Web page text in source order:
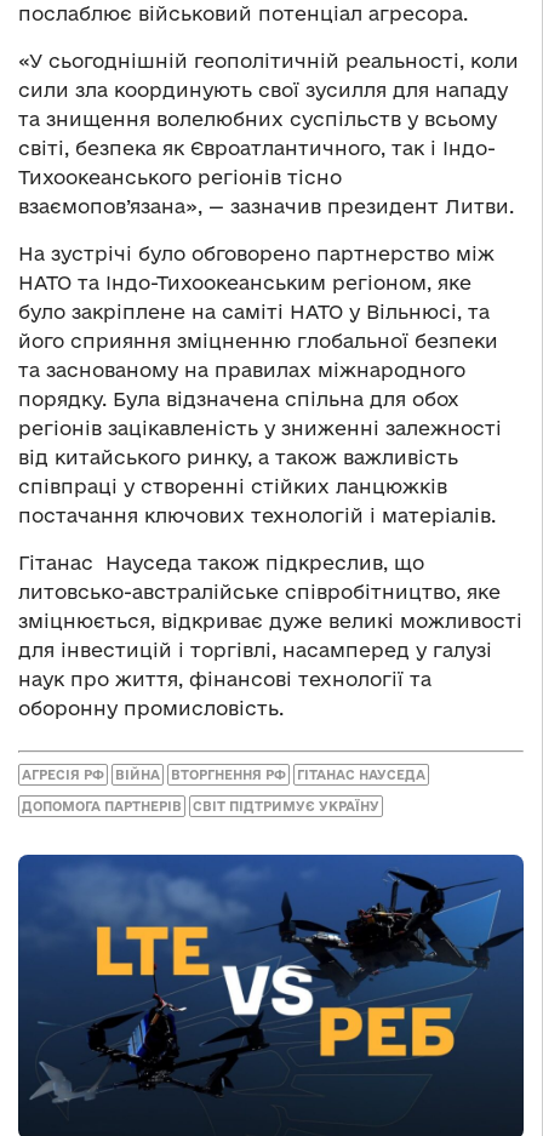
послаблює військовий потенціал агресора.
«У сьогоднішній геополітичній реальності, коли
сили зла координують свої зусилля для нападу
та знищення волелюбних суспільств у всьому
світі, безпека як Євроатлантичного, так і Індо-
Тихоокеанського регіонів тісно
взаємопов’язана», — зазначив президент Литви.
На зустрічі було обговорено партнерство між
НАТО та Індо-Тихоокеанським регіоном, яке
було закріплене на саміті НАТО у Вільнюсі, та
його сприяння зміцненню глобальної безпеки
та заснованому на правилах міжнародного
порядку. Була відзначена спільна для обох
регіонів зацікавленість у зниженні залежності
від китайського ринку, а також важливість
співпраці у створенні стійких ланцюжків
постачання ключових технологій і матеріалів.
Гітанас Науседа також підкреслив, що
литовсько-австралійське співробітництво, яке
зміцнюється, відкриває дуже великі можливості
для інвестицій і торгівлі, насамперед у галузі
наук про життя, фінансові технології та
оборонну промисловість.
АГРЕСІЯ РФ ВІЙНА ВТОРГНЕННЯ РФ ГІТАНАС НАУСЕДА
ДОПОМОГА ПАРТНЕРІВ СВІТ ПІДТРИМУЄ УКРАЇНУ